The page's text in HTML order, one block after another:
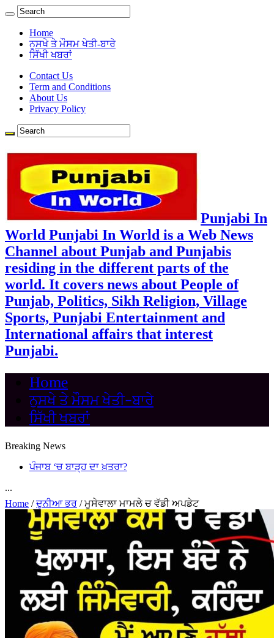
Home
ਨੁਸਖੇ ਤੇ ਮੌਸਮ ਖੇਤੀ-ਬਾਰੇ
ਸਿੱਖੀ ਖਬਰਾਂ
Contact Us
Term and Conditions
About Us
Privacy Policy
Punjabi In
World Punjabi In World is a Web News
Channel about Punjab and Punjabis
residing in the different parts of the
world. It covers news about People of
Punjab, Politics, Sikh Religion, Village
Sports, Punjabi Entertainment and
International affairs that interest
Punjabi.
Home
ਨੁਸਖੇ ਤੇ ਮੌਸਮ ਖੇਤੀ-ਬਾਰੇ
ਸਿੱਖੀ ਖਬਰਾਂ
Breaking News
ਪੰਜਾਬ ‘ਚ ਬਾੜ੍ਹ ਦਾ ਖ਼ਤਰਾ?
...
Home / ਦੁਨੀਆ ਭਰ / ਮੂਸੇਵਾਲਾ ਮਾਮਲੇ ਚ ਵੱਡੀ ਅਪਡੇਟ